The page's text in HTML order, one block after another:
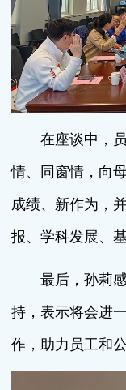
在座谈中，
情、同窗情，向
成绩、新作为，
报、学科发展、
最后，孙莉
持，表示将会进
作，助力员工和